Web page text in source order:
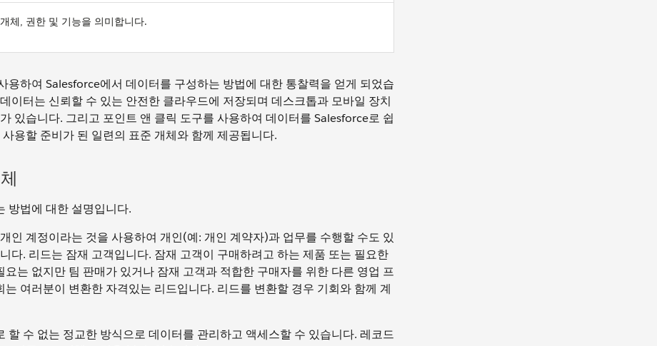
체, 권한 및 기능을 의미합니다.
용하여 Salesforce에서 데이터를 구성하는 방법에 대한 통찰력을 얻게 되었습
이터는 신뢰할 수 있는 안전한 클라우드에 저장되며 데스크톱과 모바일 장치
있습니다. 그리고 포인트 앤 클릭 도구를 사용하여 데이터를 Salesforce로 쉽
용할 준비가 된 일련의 표준 개체와 함께 제공됩니다.
방법에 대한 설명입니다.
인 계정이라는 것을 사용하여 개인(예: 개인 계약자)과 업무를 수행할 수도 있
다. 리드는 잠재 고객입니다. 잠재 고객이 구매하려고 하는 제품 또는 필요한
는 없지만 팀 판매가 있거나 잠재 고객과 적합한 구매자를 위한 다른 영업 프
여러분이 변환한 자격있는 리드입니다. 리드를 변환할 경우 기회와 함께 계
수 없는 정교한 방식으로 데이터를 관리하고 액세스할 수 있습니다. 레코드